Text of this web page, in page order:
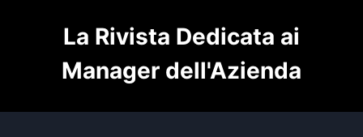
La Rivista Dedicata ai
Manager dell'Azienda